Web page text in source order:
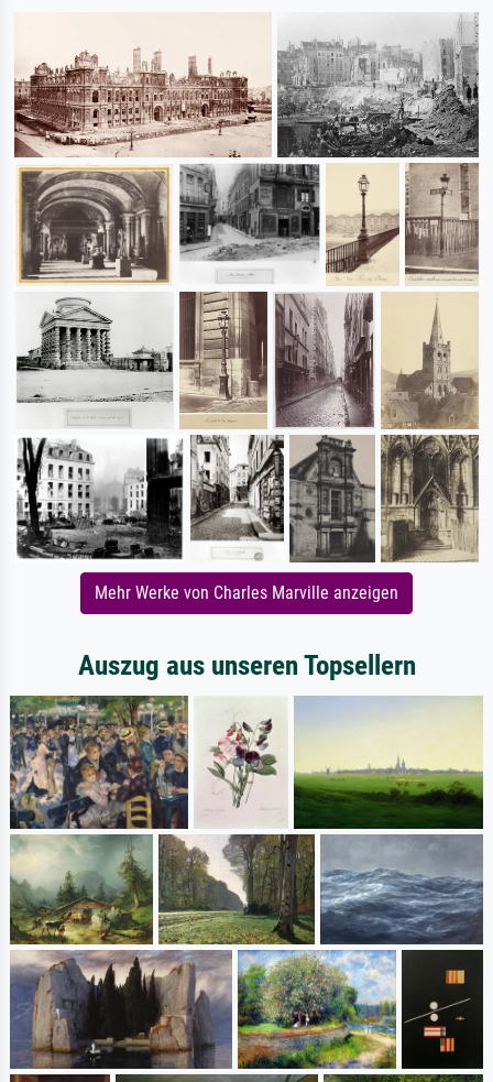
Mehr Werke von Charles Marville anzeigen
Auszug aus unseren Topsellern